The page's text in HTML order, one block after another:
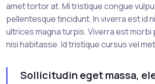
amet tortor at. Mi tristique congue
pellentesque tincidunt. In viverra est id
ultrices magna turpis. Viverra est
nisi habitasse. Id tristique cursus vel
Sollicitudin eget massa,